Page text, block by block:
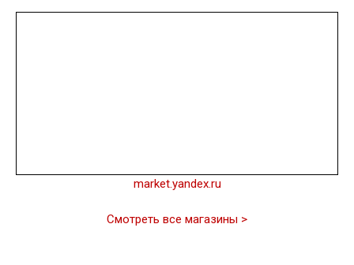
market.yandex.ru
Смотреть все магазины >